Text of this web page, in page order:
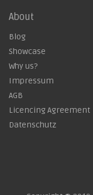
About
Blog
Showcase
Why us?
Impressum
AGB
Licencing Agreement
Datenschutz